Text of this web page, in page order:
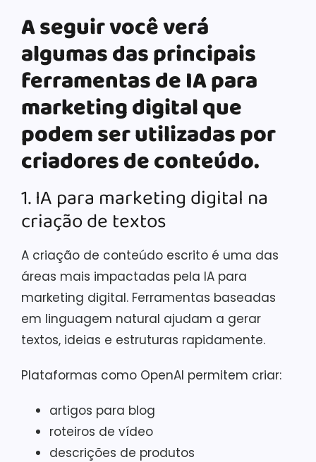
A seguir você verá
algumas das principais
ferramentas de IA para
marketing digital que
podem ser utilizadas por
criadores de conteúdo.
1. IA para marketing digital na
criação de textos
A criação de conteúdo escrito é uma das
áreas mais impactadas pela IA para
marketing digital. Ferramentas baseadas
em linguagem natural ajudam a gerar
textos, ideias e estruturas rapidamente.
Plataformas como OpenAI permitem criar:
artigos para blog
roteiros de vídeo
descrições de produtos